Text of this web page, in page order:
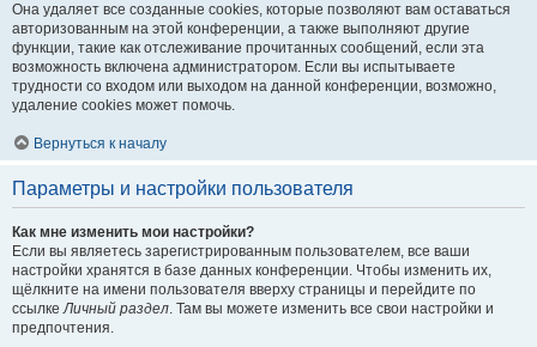
Она удаляет все созданные cookies, которые позволяют вам оставаться
авторизованным на этой конференции, а также выполняют другие
функции, такие как отслеживание прочитанных сообщений, если эта
возможность включена администратором. Если вы испытываете
трудности со входом или выходом на данной конференции, возможно,
удаление cookies может помочь.
Вернуться к началу
Параметры и настройки пользователя
Как мне изменить мои настройки?
Если вы являетесь зарегистрированным пользователем, все ваши
настройки хранятся в базе данных конференции. Чтобы изменить их,
щёлкните на имени пользователя вверху страницы и перейдите по
ссылкеЛичный раздел. Там вы можете изменить все свои настройки и
предпочтения.